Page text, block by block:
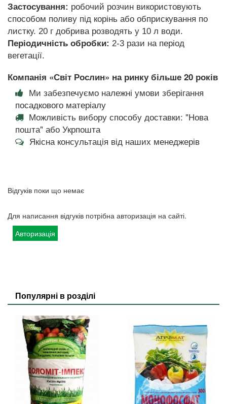
Застосування: робочий розчин використовують
способом поливу під корінь або обприскування по
листку. 20 г добрива розводять у 10 л води.
Періодичність обробки: 2-3 рази на період
вегетації.
Компанія «Світ Рослин» на ринку більше 20 років
Ми забезпечуємо належні умови зберігання
посадкового матеріалу
Можливість вибору способу доставки: "Нова
пошта" або Укрпошта
Якісна консультація від наших менеджерів
Відгуків поки що немає
Для написання відгуків потрібна авторизація на сайті.
Авторизація
Популярні в розділі